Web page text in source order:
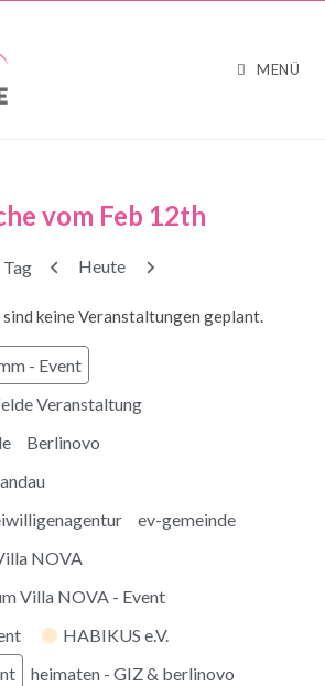
MENÜ
vom Feb 12th
Tag Zurück
Heute Weiter
keine Veranstaltungen geplant.
- Event
Veranstaltung
Berlinovo
ev-gemeinde
NOVA
Villa NOVA - Event
HABIKUS e.V.
heimaten - GIZ & berlinovo